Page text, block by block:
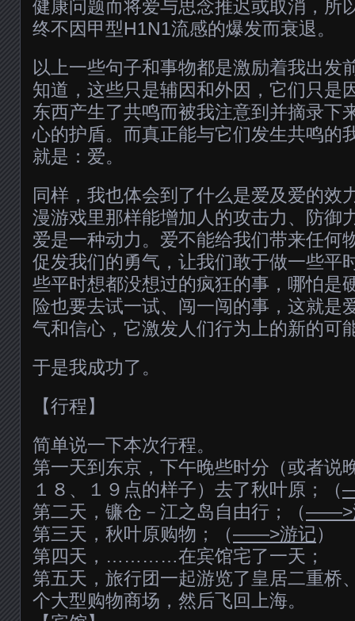
健康问题而将爱与思念推迟或取消，所
终不因甲型H1N1流感的爆发而衰退。
以上一些句子和事物都是激励着我出发
知道，这些只是辅因和外因，它们只是
东西产生了共鸣而被我注意到并摘录下
心的护盾。而真正能与它们发生共鸣的
就是：爱。
同样，我也体会到了什么是爱及爱的效
漫游戏里那样能增加人的攻击力、防御
爱是一种动力。爱不能给我们带来任何
促发我们的勇气，让我们敢于做一些平
些平时想都没想过的疯狂的事，哪怕是
险也要去试一试、闯一闯的事，这就是
气和信心，它激发人们行为上的新的可
于是我成功了。
【行程】
简单说一下本次行程。
第一天到东京，下午晚些时分（或者说
１８、１９点的样子）去了秋叶原；（
第二天，镰仓－江之岛自由行；（——>
第三天，秋叶原购物；（——>游记）
第四天，…………在宾馆宅了一天；
第五天，旅行团一起游览了皇居二重桥
个大型购物商场，然后飞回上海。